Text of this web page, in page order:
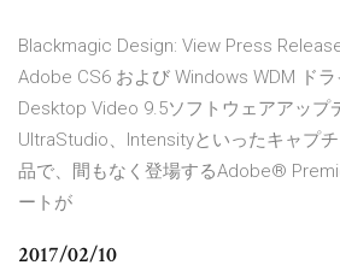
Blackmagic Design: View Press
Adobe CS6 および Windows WDM ド
Desktop Video 9.5ソフトウェアアップ
UltraStudio、Intensityといったキャプ
品で、間もなく登場するAdobe®
ートが
2017/02/10